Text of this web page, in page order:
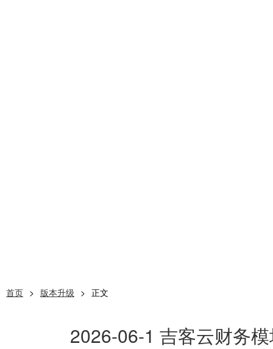
首页 > 版本升级 > 正文
2026-06-1 吉客云财务